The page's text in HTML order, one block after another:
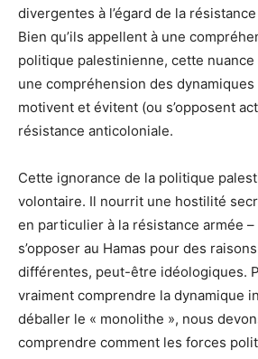
divergentes à l’égard de la
Bien qu’ils appellent à une
politique palestinienne, cette nuance
une compréhension des
motivent et évitent (ou s’opposent
résistance anticoloniale.
Cette ignorance de la politique
volontaire. Il nourrit une hostilité
en particulier à la résistance armée
s’opposer au Hamas pour des
différentes, peut-être idéologiques.
vraiment comprendre la dynamique
déballer le « monolithe », nous
comprendre comment les forces